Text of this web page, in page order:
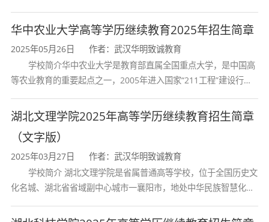
习：
获得“全国劳动模范”“全国先进工作者”称
奥运会、世界杯赛和世界锦标赛的奥运会项
目前八名获得者、非奥运会项目前六名获得
者；亚运会、亚洲杯赛和亚洲锦标赛的奥运
会项目前六名获得者、非奥运会项目前三名
育和最早开办中医研究
华中农业大学高等学历继续教育2025年招生简章
2025年05月26日
作者：武汉华明致诚教育
学校简介华中农业大学是教育部直属全国重点大学，是中国高
等农业教育的重要起点之一，2005年进入国家“211工程”建设行
首轮“双一流”成效
湖北文理学院2025年高等学历继续教育招生简章
（文字版）
2025年03月27日
作者：武汉华明致诚教育
学校简介 湖北文理学院是省属普通高等学校，位于全国历史文
化名城、湖北省省域副中心城市一襄阳市，地处中华民族智慧化身
学校、全国普通